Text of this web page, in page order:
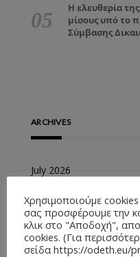
Η ελευθερία
μίσους υπό το
Σύμβασης
ARCHIVES
July 2026
May 2026
April 2026
March 2026
Χρησιμοποιούμε
σας προσφέρουμε την
κλικ στο "Αποδοχή",
cookies. (Για
σείδα https://odeth.eu/